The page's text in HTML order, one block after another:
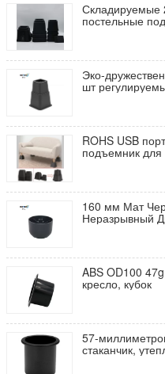
Складируемые
постельные
Эко-
шт
ROHS USB
подъемник для
160 мм Мат
Неразрывный
ABS OD100
кресло, кубок
57-
стаканчик,